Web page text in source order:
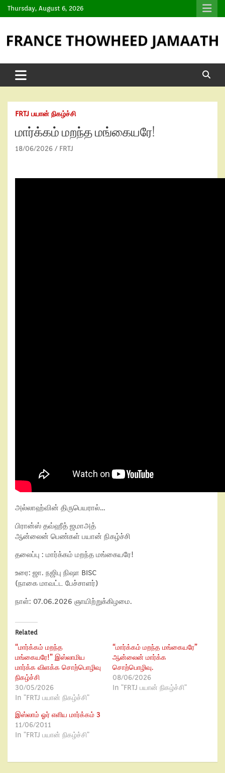
Thursday, August 6, 2026
FRTJ பயான் நிகழ்ச்சி
மார்க்கம் மறந்த மங்கையரே!
18/06/2026 FRTJ
அல்லாஹ்வின் திருபெயரால்…
பிரான்ஸ் தவ்ஹீத் ஜமாஅத்
ஆன்லைன் பெண்கள் பயான் நிகழ்ச்சி
தலைப்பு : மார்க்கம் மறந்த மங்கையரே!
உரை: ஜா. நஜிபு நிஷா BISC
(நாகை மாவட்ட பேச்சாளர்)
நாள்: 07.06.2026 ஞாயிற்றுக்கிழமை.
Related
“மார்க்கம் மறந்த
மங்கையரே!” இஸ்லாமிய
மார்க்க விளக்க சொற்பொழிவு
நிகழ்ச்சி
30/05/2026
In "FRTJ பயான் நிகழ்ச்சி"
“மார்க்கம் மறந்த மங்கையரே”
ஆன்லைன் மார்க்க
சொற்பொழிவு.
08/06/2026
In "FRTJ பயான் நிகழ்ச்சி"
இஸ்லாம் ஓர் எளிய மார்க்கம் 3
11/06/2011
In "FRTJ பயான் நிகழ்ச்சி"